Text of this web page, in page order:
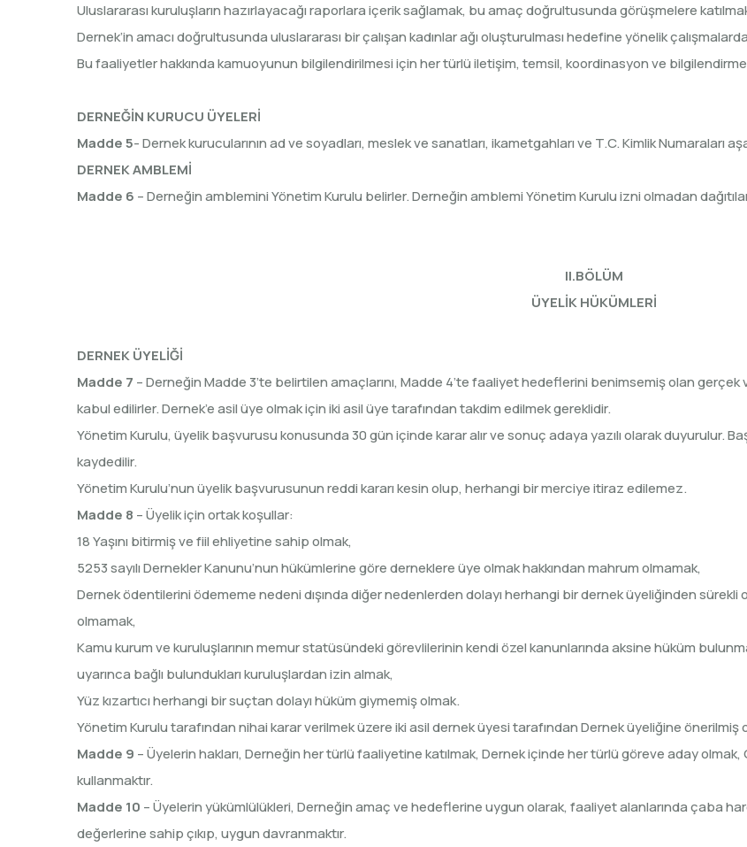
Uluslararası kuruluşların hazırlayacağı raporlara içerik sağlamak, bu amaç doğrultusunda görüşmelere
Dernek’in amacı doğrultusunda uluslararası bir çalışan kadınlar ağı oluşturulması hedefine yönelik
Bu faaliyetler hakkında kamuoyunun bilgilendirilmesi için her türlü iletişim, temsil, koordinasyon ve
DERNEĞİN KURUCU ÜYELERİ
Madde 5- Dernek kurucularının ad ve soyadları, meslek ve sanatları, ikametgahları ve T.C. Kimlik Numaraları
DERNEK AMBLEMİ
Madde 6 – Derneğin amblemini Yönetim Kurulu belirler. Derneğin amblemi Yönetim Kurulu izni olmadan
II.BÖLÜM
ÜYELİK HÜKÜMLERİ
DERNEK ÜYELİĞİ
Madde 7 – Derneğin Madde 3’te belirtilen amaçlarını, Madde 4’te faaliyet hedeflerini benimsemiş olan gerçek
kabul edilirler. Dernek’e asil üye olmak için iki asil üye tarafından takdim edilmek gereklidir.
Yönetim Kurulu, üyelik başvurusu konusunda 30 gün içinde karar alır ve sonuç adaya yazılı olarak
kaydedilir.
Yönetim Kurulu’nun üyelik başvurusunun reddi kararı kesin olup, herhangi bir merciye itiraz edilemez.
Madde 8 – Üyelik için ortak koşullar:
18 Yaşını bitirmiş ve fiil ehliyetine sahip olmak,
5253 sayılı Dernekler Kanunu’nun hükümlerine göre derneklere üye olmak hakkından mahrum olmamak,
Dernek ödentilerini ödememe nedeni dışında diğer nedenlerden dolayı herhangi bir dernek üyeliğinden sürekli
olmamak,
Kamu kurum ve kuruluşlarının memur statüsündeki görevlilerinin kendi özel kanunlarında aksine hüküm
uyarınca bağlı bulundukları kuruluşlardan izin almak,
Yüz kızartıcı herhangi bir suçtan dolayı hüküm giymemiş olmak.
Yönetim Kurulu tarafından nihai karar verilmek üzere iki asil dernek üyesi tarafından Dernek üyeliğine önerilmiş
Madde 9 – Üyelerin hakları, Derneğin her türlü faaliyetine katılmak, Dernek içinde her türlü göreve aday
kullanmaktır.
Madde 10 – Üyelerin yükümlülükleri, Derneğin amaç ve hedeflerine uygun olarak, faaliyet alanlarında çaba
değerlerine sahip çıkıp, uygun davranmaktır.